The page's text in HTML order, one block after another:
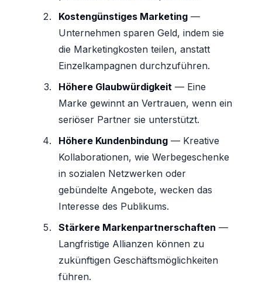
Kostengünstiges Marketing —
Unternehmen sparen Geld, indem sie
die Marketingkosten teilen, anstatt
Einzelkampagnen durchzuführen.
Höhere Glaubwürdigkeit — Eine
Marke gewinnt an Vertrauen, wenn ein
seriöser Partner sie unterstützt.
Höhere Kundenbindung — Kreative
Kollaborationen, wie Werbegeschenke
in sozialen Netzwerken oder
gebündelte Angebote, wecken das
Interesse des Publikums.
Stärkere Markenpartnerschaften —
Langfristige Allianzen können zu
zukünftigen Geschäftsmöglichkeiten
führen.